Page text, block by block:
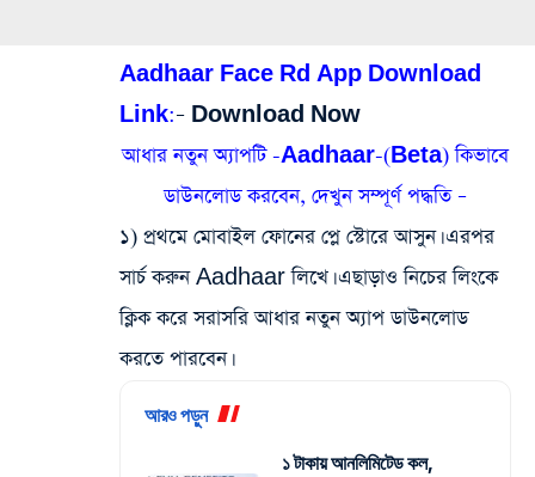
Aadhaar Face Rd App Download
Link:– Download Now
আধার নতুন অ্যাপটি -Aadhaar-(Beta) কিভাবে
ডাউনলোড করবেন, দেখুন সম্পূর্ণ পদ্ধতি –
১) প্রথমে মোবাইল ফোনের প্লে স্টোরে আসুন। এরপর
সার্চ করুন Aadhaar লিখে। এছাড়াও নিচের লিংকে
ক্লিক করে সরাসরি আধার নতুন অ্যাপ ডাউনলোড
করতে পারবেন।
আরও পড়ুন
১ টাকায় আনলিমিটেড কল,